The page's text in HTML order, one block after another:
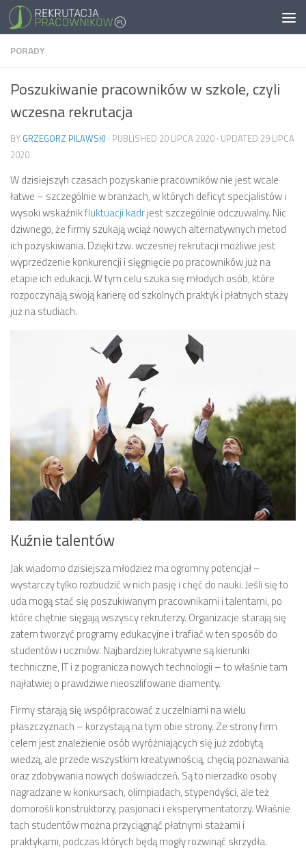
PORADY
Poszukiwanie pracowników w szkole, czyli
wczesna rekrutacja
BY GRZEGORZ PILAWSKI · PUBLISHED 20 LIPCA 2020 · UPDATED 29 LIPCA
2020
W dzisiejszyh czasach pozyskanie pracowników nie jest wcale
łatwe – szczególnie w branżach, w których deficyt specjalistów i
wysoki wskaźnikfluktuacji kadrjest szczególnie odczuwalny. Nic
dziwnego, że firmy szukają wciąż nowych alternatywnych metod
ich pozyskiwania. Dzięki tzw. wczesnej rekrutacji możliwe jest
wyprzedzenie konkurencji i sięgnięcie po pracowników już na
etapie ich edukacji. W tym celu szuka się młodych osób, które
rozpoczynają swoją karierę od szkolnych praktyk i płatnych staży
już na studiach.
Kuźnie talentów
Jak wiadomo dzisiejsza młodzież ma ogromny potencjał –
wystarczy tylko rozbudzić w nich pasję i chęć do nauki. Jeśli się to
uda mogą stać się poszukiwanym pracownikami i talentami, po
które chętnie sięgają wszyscy rekruterzy. Organizacje starają się
zatem tworzyć programy edukacyjne i trafiać w ten sposób do
studentów i uczniów. Najbardziej lukratywne są kierunki
techniczne, IT i z pogranicza nowych technologii – to właśnie tam
najłatwiej o prawdziwe nieoszlifowane diamenty.
Firmy starają się współpracować z uczelniami na wielu
płaszczyznach – korzystają na tym obie strony. Ze strony firm
celem jest znalezienie osób wyróżniających się już zdobytą
wiedzą, ale przede wszystkim kreatywnością, chęcią poznawania
oraz zdobywania nowych doświadczeń. Są to nierzadko osoby
nagradzane w konkursach, olimpiadach, stypendyści, ale też
domorośli konstruktorzy, pasjonaci i eksperymentatorzy. Właśnie
tach studentów można przyciągnąć płatnymi stażami i
praktykami, podczas których będą mogły rozwinąć skrzydła.